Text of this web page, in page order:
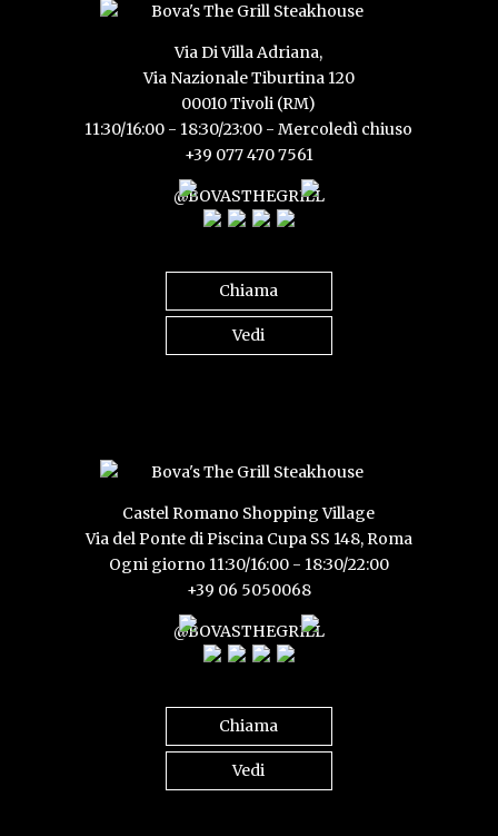
Via Di Villa Adriana,
Via Nazionale Tiburtina 120
00010 Tivoli (RM)
11:30/16:00 - 18:30/23:00 - Mercoledì chiuso
+39 077 470 7561
@BOVASTHEGRILL
Chiama
Vedi
Castel Romano Shopping Village
Via del Ponte di Piscina Cupa SS 148, Roma
Ogni giorno 11:30/16:00 - 18:30/22:00
+39 06 5050068
@BOVASTHEGRILL
Chiama
Vedi